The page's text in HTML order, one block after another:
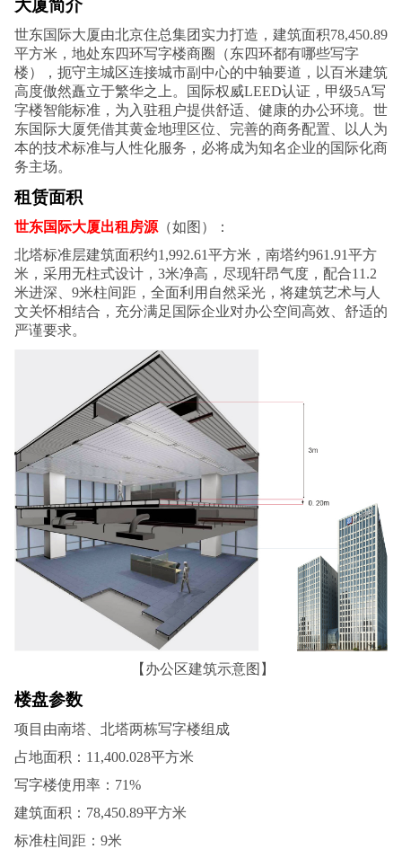
大厦简介
世东国际大厦由北京住总集团实力打造，建筑面积78,450.89
平方米，地处东四环写字楼商圈（东四环都有哪些写字
楼），扼守主城区连接城市副中心的中轴要道，以百米建筑
高度傲然矗立于繁华之上。国际权威LEED认证，甲级5A写
字楼智能标准，为入驻租户提供舒适、健康的办公环境。世
东国际大厦凭借其黄金地理区位、完善的商务配置、以人为
本的技术标准与人性化服务，必将成为知名企业的国际化商
务主场。
租赁面积
世东国际大厦出租房源（如图）：
北塔标准层建筑面积约1,992.61平方米，南塔约961.91平方
米，采用无柱式设计，3米净高，尽现轩昂气度，配合11.2
米进深、9米柱间距，全面利用自然采光，将建筑艺术与人
文关怀相结合，充分满足国际企业对办公空间高效、舒适的
严谨要求。
【办公区建筑示意图】
楼盘参数
项目由南塔、北塔两栋写字楼组成
占地面积：11,400.028平方米
写字楼使用率：71%
建筑面积：78,450.89平方米
标准柱间距：9米